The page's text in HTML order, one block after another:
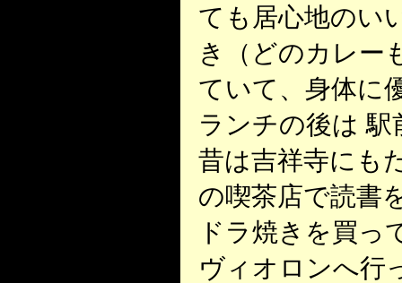
ても居心地のい
き（どのカレー
ていて、身体に
ランチの後は
昔は吉祥寺にも
の喫茶店で読書
ドラ焼きを買っ
ヴィオロンへ行